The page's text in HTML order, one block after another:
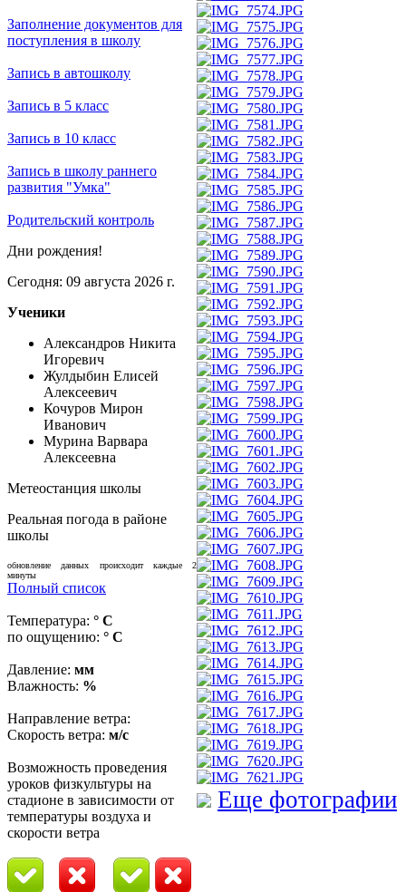
Заполнение документов для
поступления в школу
Запись в автошколу
Запись в 5 класс
Запись в 10 класс
Запись в школу раннего
развития "Умка"
Родительский контроль
Дни рождения!
Сегодня: 09 августа 2026 г.
Ученики
Александров Никита
Игоревич
Жулдыбин Елисей
Алексеевич
Кочуров Мирон
Иванович
Мурина Варвара
Алексеевна
Метеостанция школы
Реальная погода в районе
школы
обновление данных происходит каждые 2
минуты
Полный список
Температура: ° C
по ощущению: ° C
Давление: мм
Влажность: %
Направление ветра:
Скорость ветра: м/с
Возможность проведения
уроков физкультуры на
стадионе в зависимости от
температуры воздуха и
скорости ветра
Еще фотографии